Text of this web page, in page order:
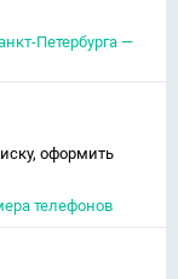
Петербурга —
оформить
телефонов